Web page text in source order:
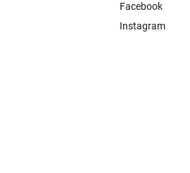
Facebook
Instagram